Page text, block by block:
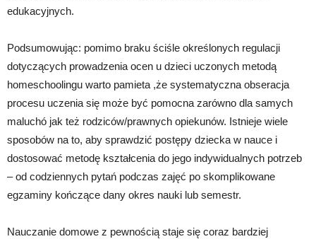
edukacyjnych.
Podsumowując: pomimo braku ściśle określonych regulacji
dotyczących prowadzenia ocen u dzieci uczonych metodą
homeschoolingu warto pamieta ,że systematyczna obseracja
procesu uczenia się może być pomocna zarówno dla samych
maluchó jak też rodziców/prawnych opiekunów. Istnieje wiele
sposobów na to, aby sprawdzić postępy dziecka w nauce i
dostosować metodę kształcenia do jego indywidualnych potrzeb
– od codziennych pytań podczas zajęć po skomplikowane
egzaminy kończące dany okres nauki lub semestr.
Nauczanie domowe z pewnością staje się coraz bardziej